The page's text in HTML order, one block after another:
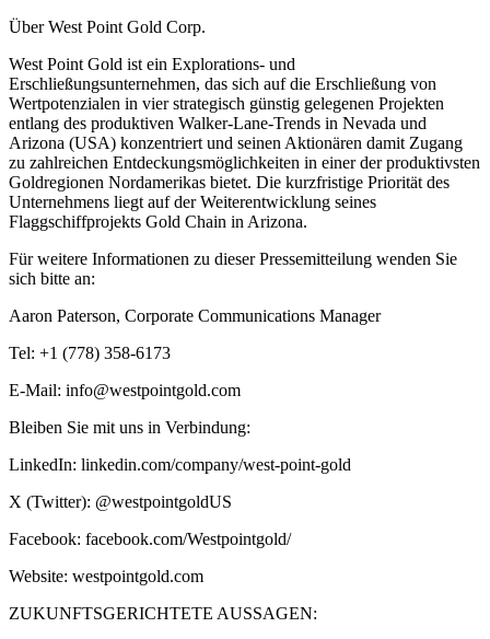
Über West Point Gold Corp.
West Point Gold ist ein Explorations- und
Erschließungsunternehmen, das sich auf die Erschließung von
Wertpotenzialen in vier strategisch günstig gelegenen Projekten
entlang des produktiven Walker-Lane-Trends in Nevada und
Arizona (USA) konzentriert und seinen Aktionären damit Zugang
zu zahlreichen Entdeckungsmöglichkeiten in einer der produktivsten
Goldregionen Nordamerikas bietet. Die kurzfristige Priorität des
Unternehmens liegt auf der Weiterentwicklung seines
Flaggschiffprojekts Gold Chain in Arizona.
Für weitere Informationen zu dieser Pressemitteilung wenden Sie
sich bitte an:
Aaron Paterson, Corporate Communications Manager
Tel: +1 (778) 358-6173
E-Mail: info@westpointgold.com
Bleiben Sie mit uns in Verbindung:
LinkedIn: linkedin.com/company/west-point-gold
X (Twitter): @westpointgoldUS
Facebook: facebook.com/Westpointgold/
Website: westpointgold.com
ZUKUNFTSGERICHTETE AUSSAGEN: